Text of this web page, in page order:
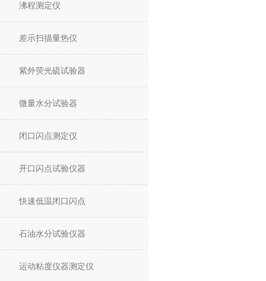
沸程测定仪
差示扫描量热仪
紫外荧光硫试验器
微量水分试验器
闭口闪点测定仪
开口闪点试验仪器
快速低温闭口闪点
石油水分试验仪器
运动粘度仪器测定仪